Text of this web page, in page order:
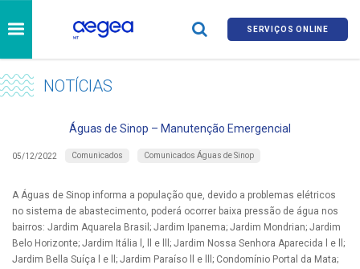
SERVIÇOS ONLINE
NOTÍCIAS
Águas de Sinop – Manutenção Emergencial
05/12/2022 Comunicados Comunicados Águas de Sinop
A Águas de Sinop informa a população que, devido a problemas elétricos
no sistema de abastecimento, poderá ocorrer baixa pressão de água nos
bairros: Jardim Aquarela Brasil; Jardim Ipanema; Jardim Mondrian; Jardim
Belo Horizonte; Jardim Itália l, ll e lll; Jardim Nossa Senhora Aparecida l e ll;
Jardim Bella Suíça l e ll; Jardim Paraíso ll e lll; Condomínio Portal da Mata;